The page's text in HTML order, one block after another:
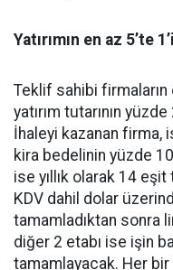
Yatırımın en az 5’te
Teklif sahibi firmaların
yatırım tutarının
İhaleyi kazanan firma,
kira bedelinin yüzde
ise yıllık olarak 14
KDV dahil dolar
tamamladıktan sonra
diğer 2 etabı ise işin
tamamlayacak. Her bir